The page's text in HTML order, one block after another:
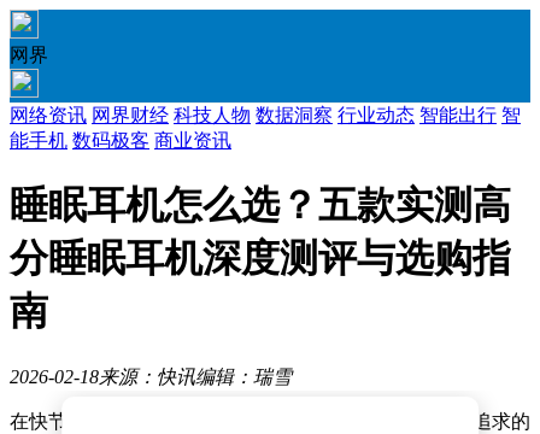
网界
网络资讯 网界财经 科技人物 数据洞察 行业动态 智能出行 智
能手机 数码极客 商业资讯
睡眠耳机怎么选？五款实测高
分睡眠耳机深度测评与选购指
南
2026-02-18来源：快讯编辑：瑞雪
在快节奏的现代生活中，良好的睡眠质量已成为许多人追求的